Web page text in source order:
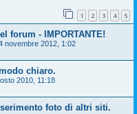
1 2 3 4 5
forum - IMPORTANTE!
novembre 2012, 1:02
chiaro.
2010, 11:18
foto di altri siti.